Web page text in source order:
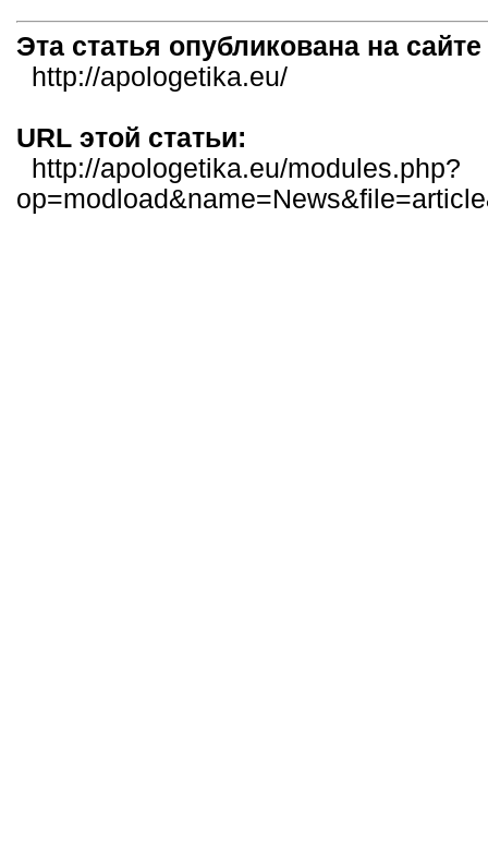
Эта статья опубликована на
http://apologetika.eu/
URL этой статьи:
http://apologetika.eu/modules.php?